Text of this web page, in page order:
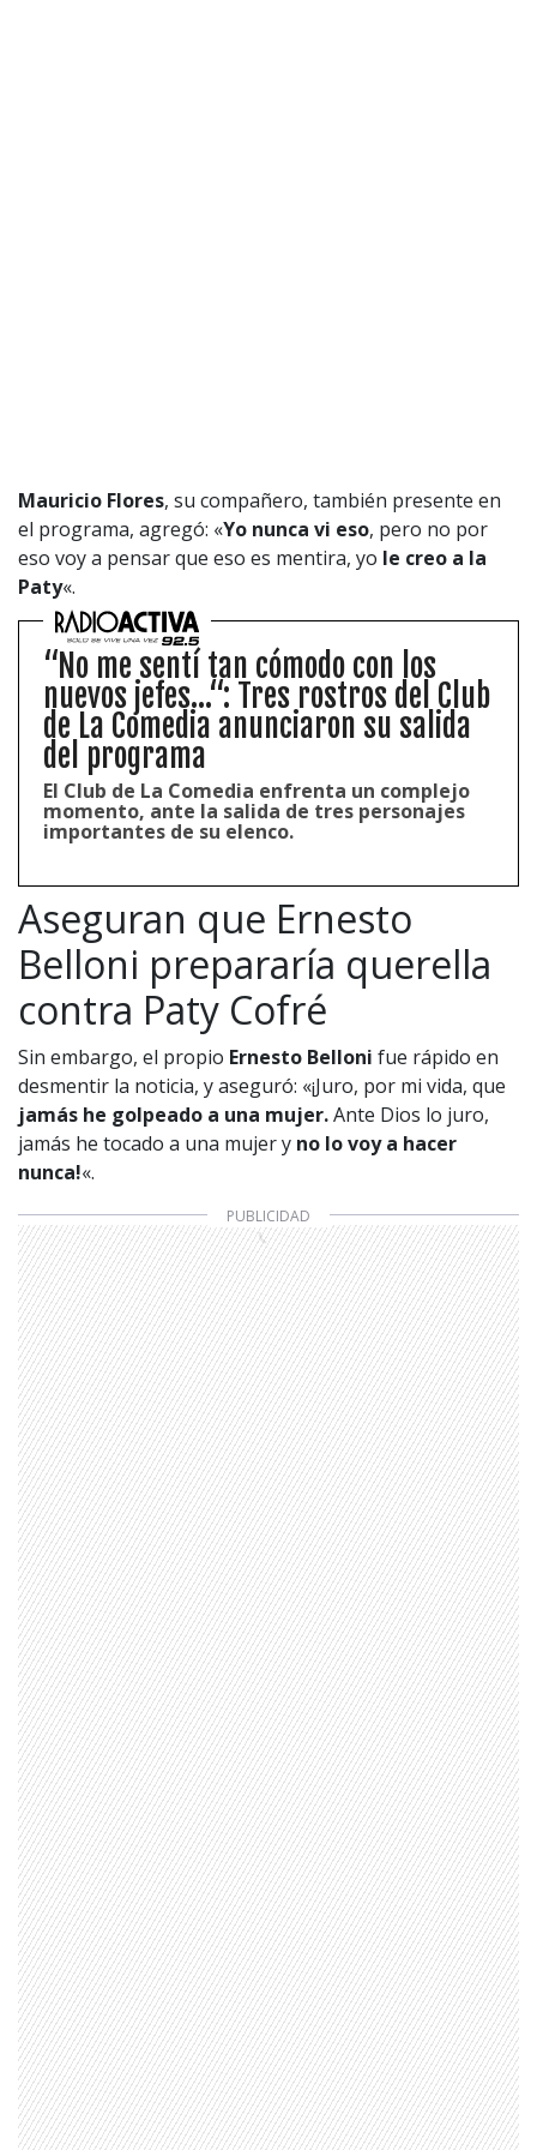
Mauricio Flores, su compañero, también presente en
el programa, agregó: «Yo nunca vi eso, pero no por
eso voy a pensar que eso es mentira, yo le creo a la
Paty«.
“No me sentí tan cómodo con los
nuevos jefes...“: Tres rostros del Club
de La Comedia anunciaron su salida
del programa
El Club de La Comedia enfrenta un complejo
momento, ante la salida de tres personajes
importantes de su elenco.
Aseguran que Ernesto
Belloni prepararía querella
contra Paty Cofré
Sin embargo, el propio Ernesto Belloni fue rápido en
desmentir la noticia, y aseguró: «¡Juro, por mi vida, que
jamás he golpeado a una mujer.Ante Dios lo juro,
jamás he tocado a una mujer y no lo voy a hacer
nunca!«.